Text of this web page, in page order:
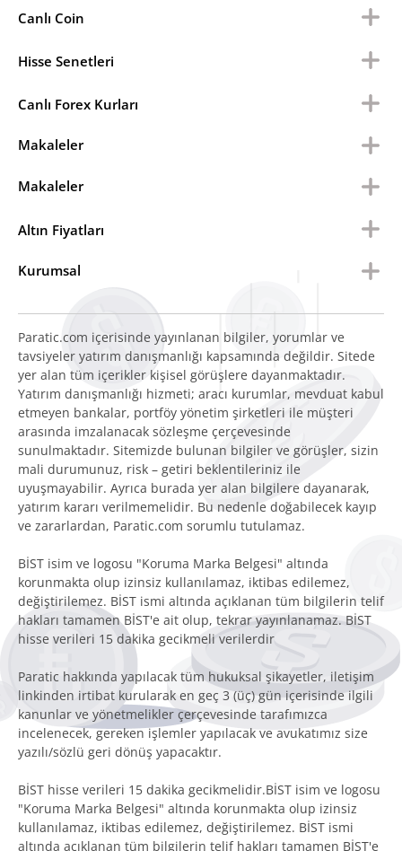
Canlı Coin
Hisse Senetleri
Canlı Forex Kurları
Makaleler
Makaleler
Altın Fiyatları
Kurumsal
Paratic.com içerisinde yayınlanan bilgiler, yorumlar ve
tavsiyeler yatırım danışmanlığı kapsamında değildir. Sitede
yer alan tüm içerikler kişisel görüşlere dayanmaktadır.
Yatırım danışmanlığı hizmeti; aracı kurumlar, mevduat kabul
etmeyen bankalar, portföy yönetim şirketleri ile müşteri
arasında imzalanacak sözleşme çerçevesinde
sunulmaktadır. Sitemizde bulunan bilgiler ve görüşler, sizin
mali durumunuz, risk – getiri beklentileriniz ile
uyuşmayabilir. Ayrıca burada yer alan bilgilere dayanarak,
yatırım kararı verilmemelidir. Bu nedenle doğabilecek kayıp
ve zararlardan, Paratic.com sorumlu tutulamaz.
BİST isim ve logosu "Koruma Marka Belgesi" altında
korunmakta olup izinsiz kullanılamaz, iktibas edilemez,
değiştirilemez. BİST ismi altında açıklanan tüm bilgilerin telif
hakları tamamen BİST'e ait olup, tekrar yayınlanamaz. BİST
hisse verileri 15 dakika gecikmeli verilerdir
Paratic hakkında yapılacak tüm hukuksal şikayetler, iletişim
linkinden irtibat kurularak en geç 3 (üç) gün içerisinde ilgili
kanunlar ve yönetmelikler çerçevesinde tarafımızca
incelenecek, gereken işlemler yapılacak ve avukatımız size
yazılı/sözlü geri dönüş yapacaktır.
BİST hisse verileri 15 dakika gecikmelidir.BİST isim ve logosu
"Koruma Marka Belgesi" altında korunmakta olup izinsiz
kullanılamaz, iktibas edilemez, değiştirilemez. BİST ismi
altında açıklanan tüm bilgilerin telif hakları tamamen BİST'e